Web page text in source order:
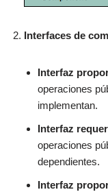
Interfaces de
Interfaz
operaciones
implementan.
Interfaz
operaciones
dependientes.
Interfaz